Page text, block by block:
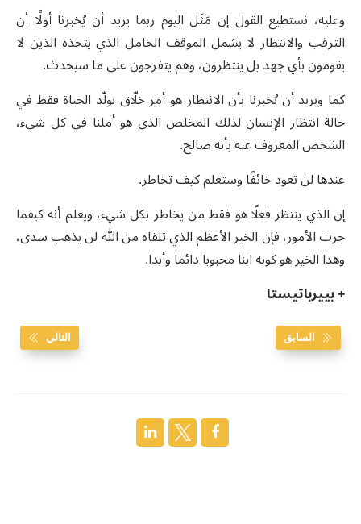
وعليه، نستطيع القول إن مَثَل اليوم ربما يريد أن يُخبرنا أولًا أن
الترقب والانتظار لا يشمل الموقف الخامل الذي يتخذه الذين لا
يقومون بأي جهد بل ينتظرون، وهم يتفرجون على ما سيحدث.
كما ويريد أن يُخبرنا بأن الانتظار هو أمر خلّاق يولّد الحياة فقط في
حالة انتظار الإنسان لذلك المخلص الذي هو أملنا في كل شيء،
الشخص المعروف عنه بأنه صالح.
عندها لن تعود خائفًا وستعلم كيف تخاطر.
إن الذي ينتظر فعلًا هو فقط من يخاطر بكل شيء، ويعلم أنه كيفما
جرت الأمور، فإن الخير الأعظم الذي تلقاه من الله لن يذهب سدى،
وهذا الخير هو كونه ابنا محبوبا دائما وأبدا.
+ بييرباتيستا
السابق التالي